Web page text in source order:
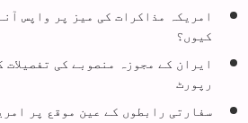
امریکہ مذاکرات کی میز پر واپس
کیوں؟
ایران کے مجوزہ منصوبے کی
رپورٹ
سفارتی رابطوں کے عین موقع پر